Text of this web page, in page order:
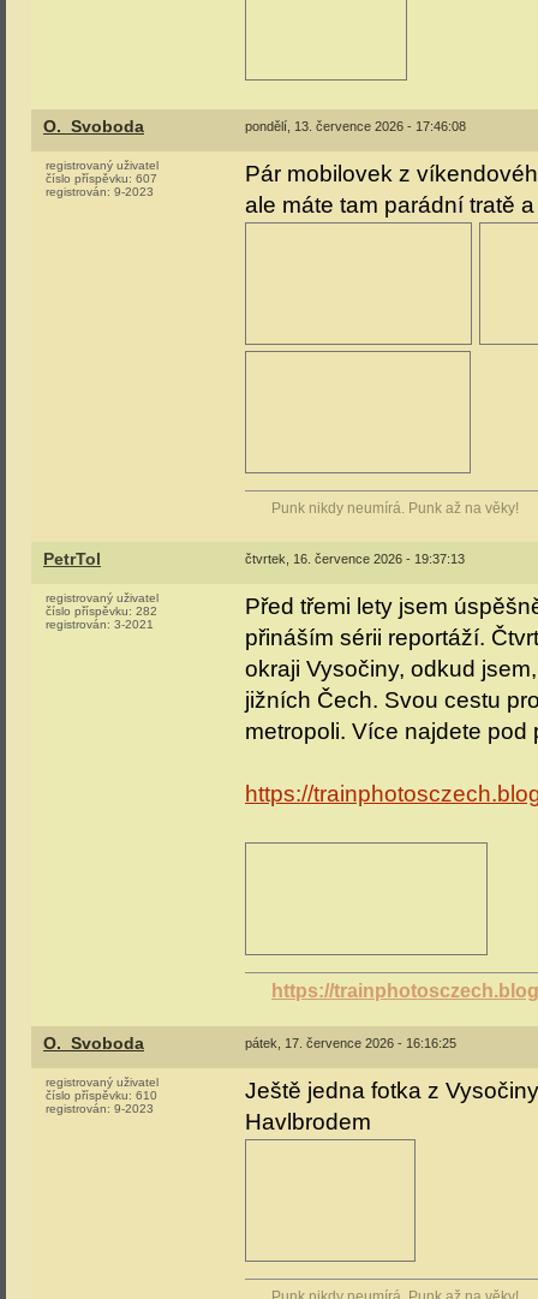
O._Svoboda pondělí, 13. července 2026 - 17:46:08
registrovaný uživatel
číslo příspěvku: 607
registrován: 9-2023
Pár mobilovek z
ale máte tam parádní tratě
Punk nikdy neumírá. Punk až na věky!
PetrTol čtvrtek, 16. července 2026 - 19:37:13
registrovaný uživatel
číslo příspěvku: 282
registrován: 3-2021
Před třemi lety jsem
přináším sérii reportáží.
okraji Vysočiny, odkud
jižních Čech. Svou cestu
metropoli. Více najdete
https://
https://
O._Svoboda pátek, 17. července 2026 - 16:16:25
registrovaný uživatel
číslo příspěvku: 610
registrován: 9-2023
Ještě jedna fotka z
Havlbrodem